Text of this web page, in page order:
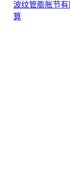
波纹管膨胀节
算